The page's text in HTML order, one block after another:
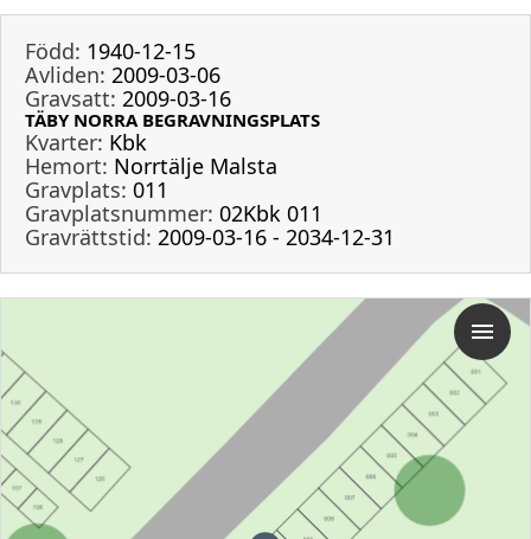
Född: 1940-12-15
Avliden: 2009-03-06
Gravsatt: 2009-03-16
TÄBY NORRA BEGRAVNINGSPLATS
Kvarter: Kbk
Hemort: Norrtälje Malsta
Gravplats: 011
Gravplatsnummer: 02Kbk 011
Gravrättstid: 2009-03-16 - 2034-12-31